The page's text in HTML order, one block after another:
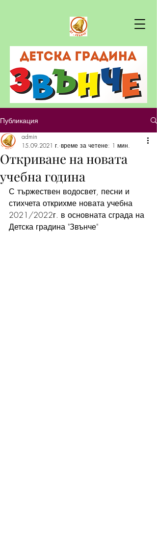
Публикация
Откриване на новата
учебна година
admin
15.09.2021 г. време за четене: 1 мин.
С тържествен водосвет, песни и
стихчета открихме новата учебна
2021/2022г. в основната сграда на
Детска градина "Звънче"